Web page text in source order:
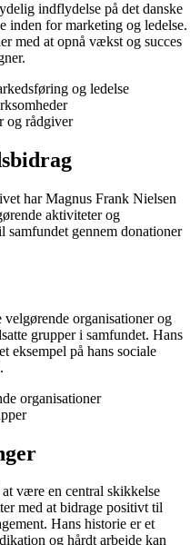
indflydelse på det danske
inden for marketing og ledelse.
med at opnå vækst og succes
og ledelse
og rådgiver
har Magnus Frank Nielsen
aktiviteter og
samfundet gennem donationer
organisationer og
grupper i samfundet. Hans
eksempel på hans sociale
organisationer
være en central skikkelse
med at bidrage positivt til
Hans historie er et
og hårdt arbejde kan